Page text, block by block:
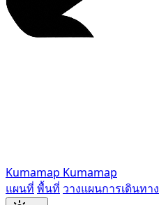
Kumamap Kumamap
แผนที่ พื้นที่ วางแผนการเดินทาง